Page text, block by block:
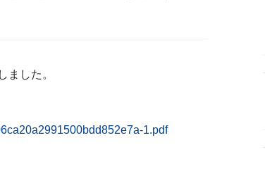
ました。
1.pdf